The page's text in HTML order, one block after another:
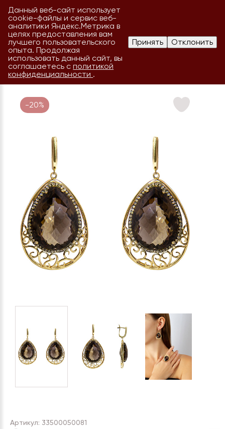
-20%
Артикул: 33500050081
Данный веб-сайт использует
cookie-файлы и сервис веб-
аналитики Яндекс.Метрика в
целях предоставления вам
лучшего пользовательского
опыта. Продолжая
использовать данный сайт, вы
соглашаетесь сполитикой
конфиденциальности .
Принять Отклонить